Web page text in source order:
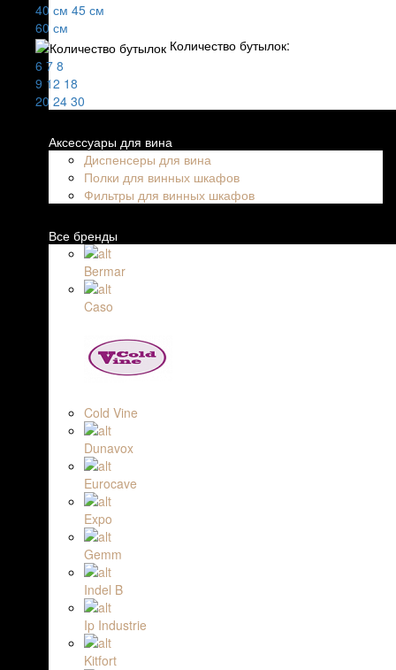
40 см 45 см
60 см
Количество бутылок:
6 7 8
9 12 18
20 24 30
Аксессуары для вина
Диспенсеры для вина
Полки для винных шкафов
Фильтры для винных шкафов
Все бренды
Bermar
Caso
Cold Vine
Dunavox
Eurocave
Expo
Gemm
Indel B
Ip Industrie
Kitfort